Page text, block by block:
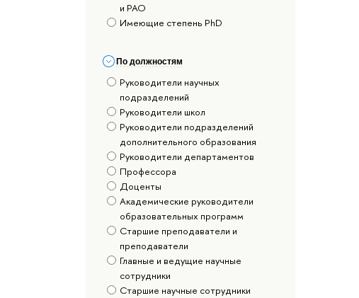
и РАО
Имеющие степень PhD
По должностям
Руководители научных
подразделений
Руководители школ
Руководители подразделений
дополнительного образования
Руководители департаментов
Профессора
Доценты
Академические руководители
образовательных программ
Старшие преподаватели и
преподаватели
Главные и ведущие научные
сотрудники
Старшие научные сотрудники